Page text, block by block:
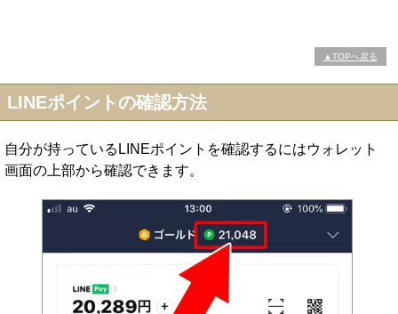
▲TOPへ戻る
LINEポイントの確認方法
自分が持っているLINEポイントを確認するにはウォレット
画面の上部から確認できます。